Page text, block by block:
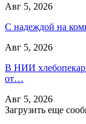
Авг 5, 2026
С надеждой на
Авг 5, 2026
В НИИ
от…
Авг 5, 2026
Загрузить еще